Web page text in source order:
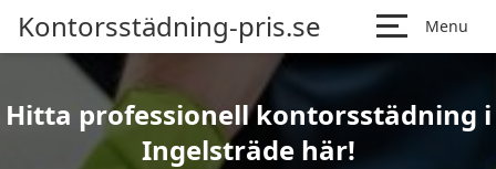
Kontorsstädning-pris.se Menu
Hitta professionell kontorsstädning i
Ingelsträde här!